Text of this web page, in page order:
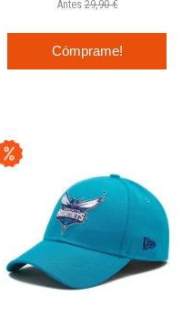
Antes 29,90 €
Cómprame!